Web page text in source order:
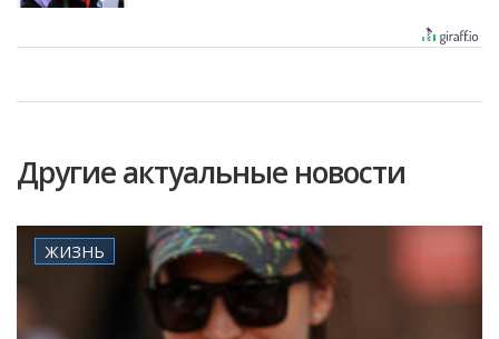
Другие актуальные новости
ЖИЗНЬ